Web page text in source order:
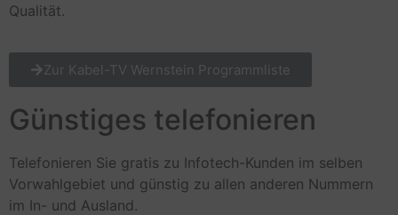
Qualität.
Zur Kabel-TV Wernstein Programmliste
Günstiges telefonieren
Telefonieren Sie gratis zu Infotech-Kunden im selben
Vorwahlgebiet und günstig zu allen anderen Nummern
im In- und Ausland.